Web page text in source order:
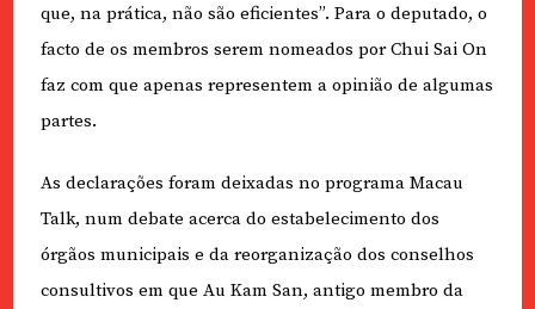
que, na prática, não são eficientes”. Para o deputado, o
facto de os membros serem nomeados por Chui Sai On
faz com que apenas representem a opinião de algumas
partes.
As declarações foram deixadas no programa Macau
Talk, num debate acerca do estabelecimento dos
órgãos municipais e da reorganização dos conselhos
consultivos em que Au Kam San, antigo membro da